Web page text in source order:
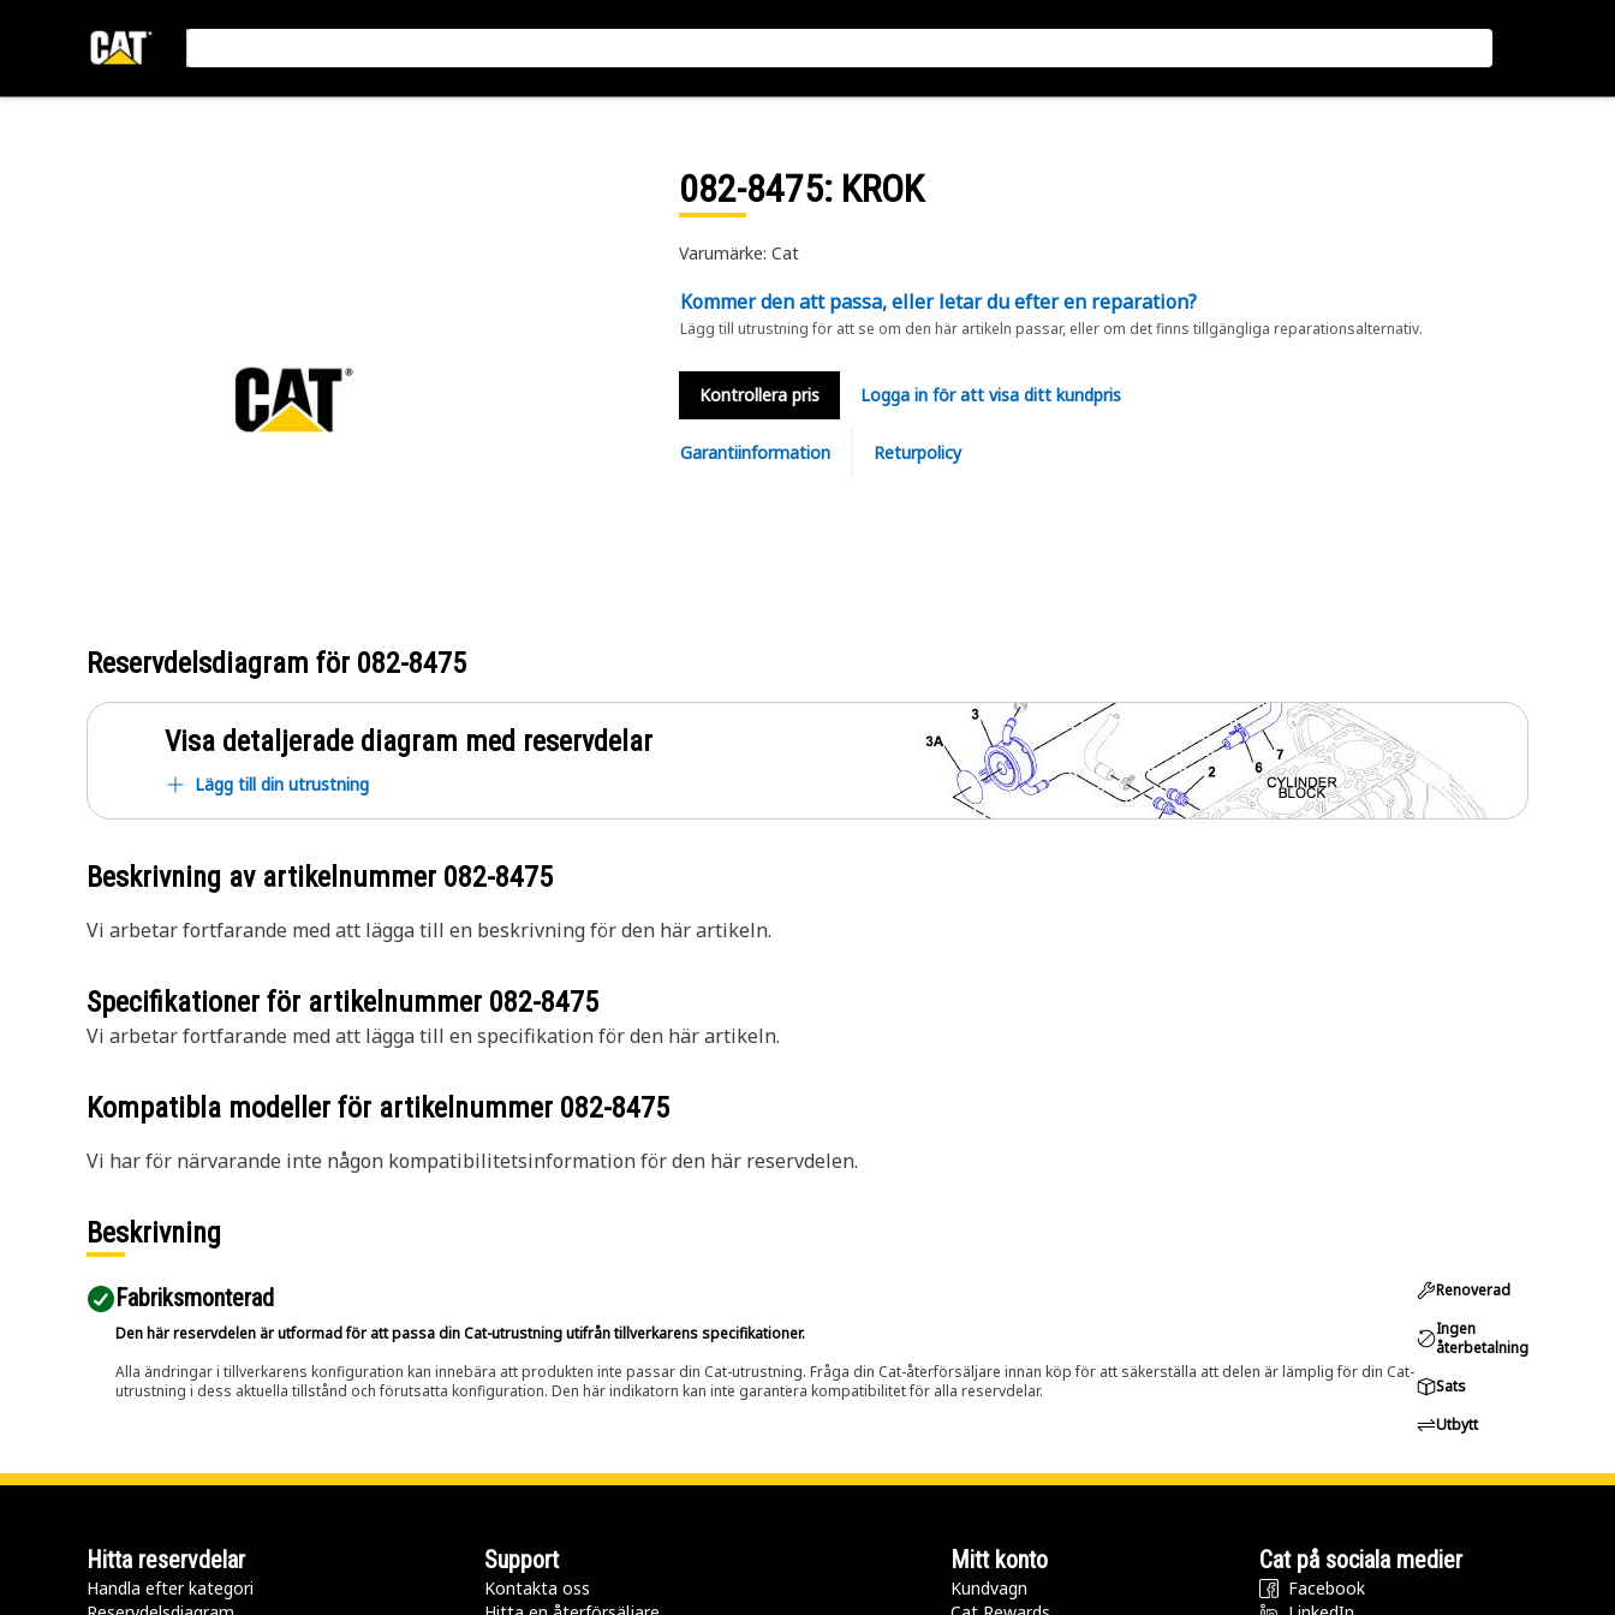
082-8475: KROK
Varumärke: Cat
Kommer den att passa, eller letar du efter en reparation?
Lägg till utrustning för att se om den här artikeln passar, eller om det finns tillgängliga reparationsalternativ.
Kontrollera pris Logga in för att visa ditt kundpris
Garantiinformation Returpolicy
Reservdelsdiagram för 082-8475
Visa detaljerade diagram med reservdelar
Lägg till din utrustning
Beskrivning av artikelnummer 082-8475
Vi arbetar fortfarande med att lägga till en beskrivning för den här artikeln.
Specifikationer för artikelnummer 082-8475
Vi arbetar fortfarande med att lägga till en specifikation för den här artikeln.
Kompatibla modeller för artikelnummer 082-8475
Vi har för närvarande inte någon kompatibilitetsinformation för den här reservdelen.
Beskrivning
Fabriksmonterad
Den här reservdelen är utformad för att passa din Cat-utrustning utifrån tillverkarens specifikationer.
Alla ändringar i tillverkarens konfiguration kan innebära att produkten inte passar din Cat-utrustning. Fråga din Cat-återförsäljare innan köp för att säkerställa att delen är lämplig för din Cat-
utrustning i dess aktuella tillstånd och förutsatta konfiguration. Den här indikatorn kan inte garantera kompatibilitet för alla reservdelar.
Renoverad
Ingen
återbetalning
Sats
Utbytt
Hitta reservdelar
Handla efter kategori
Support
Kontakta oss
Mitt konto
Kundvagn
Cat på sociala medier
Facebook